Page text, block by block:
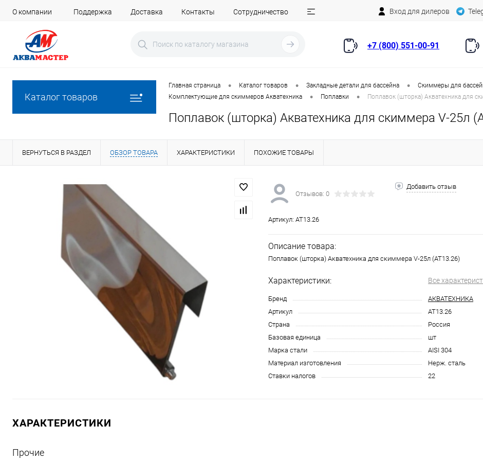
О компании Поддержка Доставка Контакты Сотрудничество Вход для дилеров
+7 (800) 551-00-91
Каталог товаров
Главная страница • Каталог товаров • Закладные детали для бассейна • Скиммеры для
Комплектующие для скиммеров Акватехника • Поплавки • Поплавок (шторка) Акватехника для
Поплавок (шторка) Акватехника для скиммера V-25л
ВЕРНУТЬСЯ В РАЗДЕЛ ОБЗОР ТОВАРА ХАРАКТЕРИСТИКИ ПОХОЖИЕ ТОВАРЫ
Отзывов: 0
Добавить отзыв
Артикул: AT13.26
Описание товара:
Поплавок (шторка) Акватехника для скиммера V-25л (AT13.26)
Характеристики: Все
Бренд
АКВАТЕХНИКА
Артикул
AT13.26
Страна
Россия
Базовая единица
шт
Марка стали
AISI 304
Материал изготовления
Нерж. сталь
Ставки налогов
22
ХАРАКТЕРИСТИКИ
Прочие